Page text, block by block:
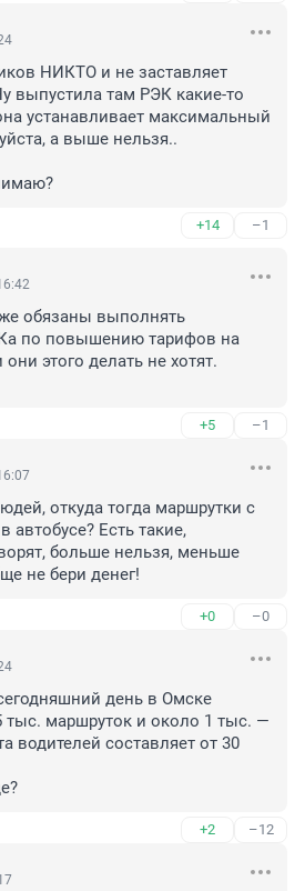
НИКТО и не заставляет
выпустила там РЭК какие-то
устанавливает максимальный
а выше нельзя..
+14 –1
обязаны выполнять
по повышению тарифов на
этого делать не хотят.
+5 –1
откуда тогда маршрутки с
Есть такие,
больше нельзя, меньше
не бери денег!
+0 –0
день в Омске
тыс. маршруток и около 1 тыс. —
водителей составляет от 30
+2 –12